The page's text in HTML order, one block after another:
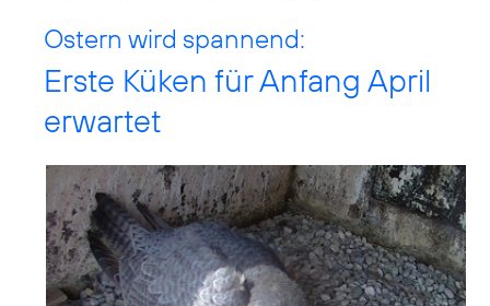
Ostern wird spannend:
Erste Küken für Anfang April
erwartet